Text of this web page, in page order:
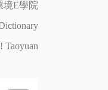
境E學院
Taoyuan